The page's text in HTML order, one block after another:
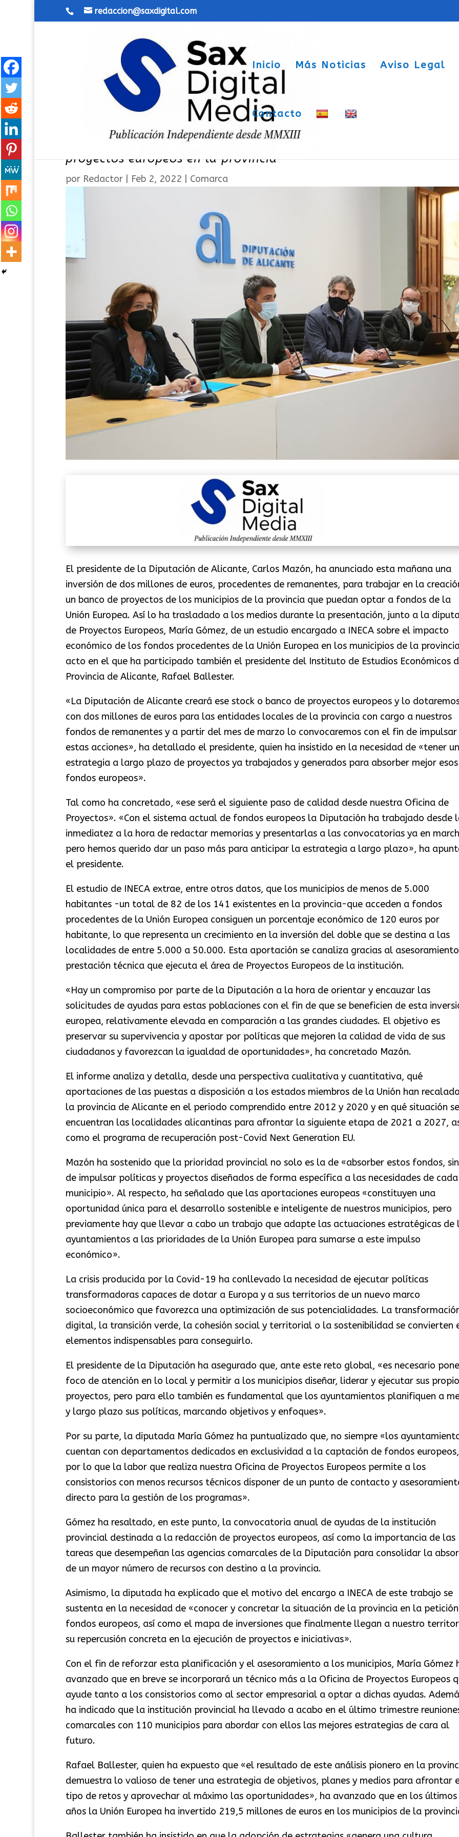
redaccion@saxdigital.com
Inicio Más Noticias Aviso Legal
Contacto
Inversión de dos millones para la creación de un banco de
proyectos europeos en la provincia
por Redactor| Feb 2, 2022 Comarca
El presidente de la Diputación de Alicante, Carlos Mazón, ha anunciado esta mañana una
inversión de dos millones de euros, procedentes de remanentes, para trabajar en la
un banco de proyectos de los municipios de la provincia que puedan optar a fondos de la
Unión Europea. Así lo ha trasladado a los medios durante la presentación, junto a la
de Proyectos Europeos, María Gómez, de un estudio encargado a INECA sobre el impacto
económico de los fondos procedentes de la Unión Europea en los municipios de la
acto en el que ha participado también el presidente del Instituto de Estudios Económicos
Provincia de Alicante, Rafael Ballester.
«La Diputación de Alicante creará ese stock o banco de proyectos europeos y lo
con dos millones de euros para las entidades locales de la provincia con cargo a nuestros
fondos de remanentes y a partir del mes de marzo lo convocaremos con el fin de impulsar
estas acciones», ha detallado el presidente, quien ha insistido en la necesidad de «tener
estrategia a largo plazo de proyectos ya trabajados y generados para absorber mejor esos
fondos europeos».
Tal como ha concretado, «ese será el siguiente paso de calidad desde nuestra Oficina de
Proyectos». «Con el sistema actual de fondos europeos la Diputación ha trabajado desde
inmediatez a la hora de redactar memorias y presentarlas a las convocatorias ya en
pero hemos querido dar un paso más para anticipar la estrategia a largo plazo», ha
el presidente.
El estudio de INECA extrae, entre otros datos, que los municipios de menos de 5.000
habitantes -un total de 82 de los 141 existentes en la provincia-que acceden a fondos
procedentes de la Unión Europea consiguen un porcentaje económico de 120 euros por
habitante, lo que representa un crecimiento en la inversión del doble que se destina a las
localidades de entre 5.000 a 50.000. Esta aportación se canaliza gracias al
prestación técnica que ejecuta el área de Proyectos Europeos de la institución.
«Hay un compromiso por parte de la Diputación a la hora de orientar y encauzar las
solicitudes de ayudas para estas poblaciones con el fin de que se beneficien de esta
europea, relativamente elevada en comparación a las grandes ciudades. El objetivo es
preservar su supervivencia y apostar por políticas que mejoren la calidad de vida de sus
ciudadanos y favorezcan la igualdad de oportunidades», ha concretado Mazón.
El informe analiza y detalla, desde una perspectiva cualitativa y cuantitativa, qué
aportaciones de las puestas a disposición a los estados miembros de la Unión han
la provincia de Alicante en el periodo comprendido entre 2012 y 2020 y en qué situación se
encuentran las localidades alicantinas para afrontar la siguiente etapa de 2021 a 2027,
como el programa de recuperación post-Covid Next Generation EU.
Mazón ha sostenido que la prioridad provincial no solo es la de «absorber estos fondos,
de impulsar políticas y proyectos diseñados de forma específica a las necesidades de cada
municipio». Al respecto, ha señalado que las aportaciones europeas «constituyen una
oportunidad única para el desarrollo sostenible e inteligente de nuestros municipios, pero
previamente hay que llevar a cabo un trabajo que adapte las actuaciones estratégicas de
ayuntamientos a las prioridades de la Unión Europea para sumarse a este impulso
económico».
La crisis producida por la Covid-19 ha conllevado la necesidad de ejecutar políticas
transformadoras capaces de dotar a Europa y a sus territorios de un nuevo marco
socioeconómico que favorezca una optimización de sus potencialidades. La
digital, la transición verde, la cohesión social y territorial o la sostenibilidad se convierten
elementos indispensables para conseguirlo.
El presidente de la Diputación ha asegurado que, ante este reto global, «es necesario
foco de atención en lo local y permitir a los municipios diseñar, liderar y ejecutar sus
proyectos, pero para ello también es fundamental que los ayuntamientos planifiquen a
y largo plazo sus políticas, marcando objetivos y enfoques».
Por su parte, la diputada María Gómez ha puntualizado que, no siempre «los
cuentan con departamentos dedicados en exclusividad a la captación de fondos europeos,
por lo que la labor que realiza nuestra Oficina de Proyectos Europeos permite a los
consistorios con menos recursos técnicos disponer de un punto de contacto y
directo para la gestión de los programas».
Gómez ha resaltado, en este punto, la convocatoria anual de ayudas de la institución
provincial destinada a la redacción de proyectos europeos, así como la importancia de las
tareas que desempeñan las agencias comarcales de la Diputación para consolidar la
de un mayor número de recursos con destino a la provincia.
Asimismo, la diputada ha explicado que el motivo del encargo a INECA de este trabajo se
sustenta en la necesidad de «conocer y concretar la situación de la provincia en la
fondos europeos, así como el mapa de inversiones que finalmente llegan a nuestro
su repercusión concreta en la ejecución de proyectos e iniciativas».
Con el fin de reforzar esta planificación y el asesoramiento a los municipios, María Gómez
avanzado que en breve se incorporará un técnico más a la Oficina de Proyectos Europeos
ayude tanto a los consistorios como al sector empresarial a optar a dichas ayudas.
ha indicado que la institución provincial ha llevado a acabo en el último trimestre
comarcales con 110 municipios para abordar con ellos las mejores estrategias de cara al
futuro.
Rafael Ballester, quien ha expuesto que «el resultado de este análisis pionero en la
demuestra lo valioso de tener una estrategia de objetivos, planes y medios para afrontar
tipo de retos y aprovechar al máximo las oportunidades», ha avanzado que en los últimos
años la Unión Europea ha invertido 219,5 millones de euros en los municipios de la